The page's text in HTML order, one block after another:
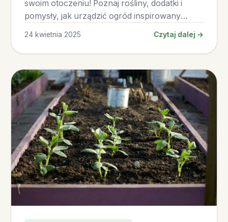
swoim otoczeniu! Poznaj rośliny, dodatki i
pomysły, jak urządzić ogród inspirowany
24 kwietnia 2025 Czytaj dalej →